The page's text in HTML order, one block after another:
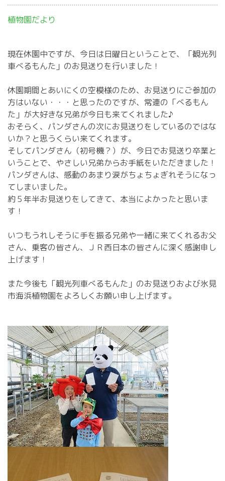
植物園だより
現在休園中ですが、今日は日曜日ということで、「観光列
車べるもんた」のお見送りを行いました！
休園期間とあいにくの空模様のため、お見送りにご参加の
方はいない・・・と思ったのですが、常連の「べるもん
た」が大好きな兄弟が今日も来てくれました♪
おそらく、パンダさんの次にお見送りをしているのではな
いか？と思うくらい来てくれます。
そしてパンダさん（初号機？）が、今日でお見送り卒業と
いうことで、やさしい兄弟からお手紙をいただきました！
パンダさんは、感動のあまり涙がちょちょぎれそうになっ
てしまいました。
約５年半お見送りをしてきて、本当によかったと思いま
す！
いつもうれしそうに手を振る兄弟や一緒に来てくれるお父
さん、乗客の皆さん、ＪＲ西日本の皆さんに深く感謝申し
上げます！
また今後も「観光列車べるもんた」のお見送りおよび氷見
市海浜植物園をよろしくお願い申し上げます。